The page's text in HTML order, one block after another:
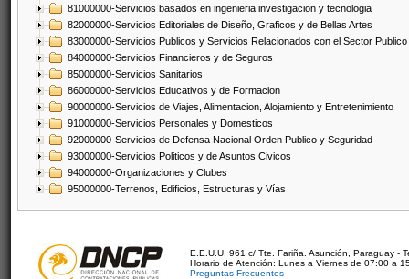
81000000-Servicios basados en ingenieria investigacion y tecnologia
82000000-Servicios Editoriales de Diseño, Graficos y de Bellas Artes
83000000-Servicios Publicos y Servicios Relacionados con el Sector Publico
84000000-Servicios Financieros y de Seguros
85000000-Servicios Sanitarios
86000000-Servicios Educativos y de Formacion
90000000-Servicios de Viajes, Alimentacion, Alojamiento y Entretenimiento
91000000-Servicios Personales y Domesticos
92000000-Servicios de Defensa Nacional Orden Publico y Seguridad
93000000-Servicios Politicos y de Asuntos Civicos
94000000-Organizaciones y Clubes
95000000-Terrenos, Edificios, Estructuras y Vías
E.E.U.U. 961 c/ Tte. Fariña. Asunción, Paraguay -
Horario de Atención: Lunes a Viernes de 07:00 a
Preguntas Frecuentes